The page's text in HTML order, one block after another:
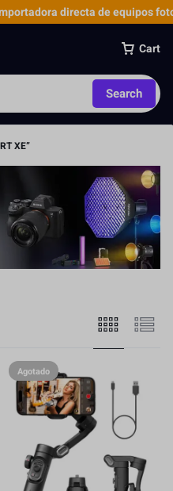
directa de equipos
Cart
Search
XE”
Agotado